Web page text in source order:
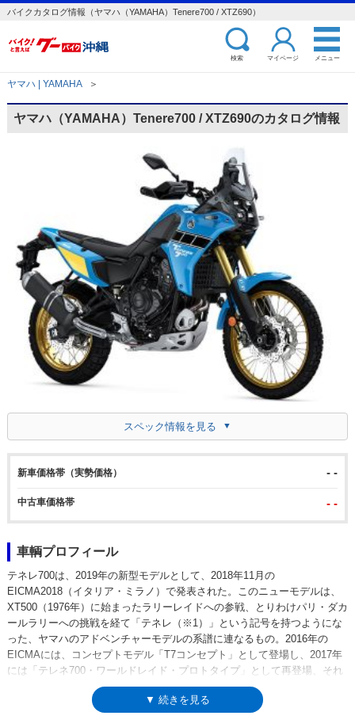
バイクカタログ情報（ヤマハ（YAMAHA）Tenere700 / XTZ690）
検索 マイページ メニュー
ヤマハ | YAMAHA ＞
ヤマハ（YAMAHA）Tenere700 / XTZ690のカタログ情報
スペック情報を見る
新車価格帯（実勢価格） - -
中古車価格帯 - -
車輌プロフィール
テネレ700は、2019年の新型モデルとして、2018年11月の
EICMA2018（イタリア・ミラノ）で発表された。このニューモデルは、
XT500（1976年）に始まったラリーレイドへの参戦、とりわけパリ・ダカ
ールラリーへの挑戦を経て「テネレ（※1）」という記号を持つようにな
った、ヤマハのアドベンチャーモデルの系譜に連なるもの。2016年の
EICMAには、コンセプトモデル「T7コンセプト」として登場し、2017年
には「テレネ700・ワールドレイド・プロトタイプ」として再登場、それ
を受けての市販モデルだった。ミドルクラスの「テネレ」は、XT600テネ
レ（1983年）からXT660Zテネレ（2008-15）まで、単気筒エンジンを搭
▼ 続きを見る